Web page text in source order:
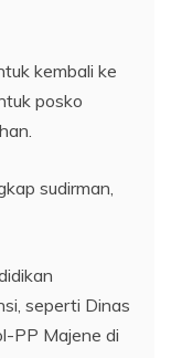
kembali ke
posko
sudirman,
seperti Dinas
PP Majene di